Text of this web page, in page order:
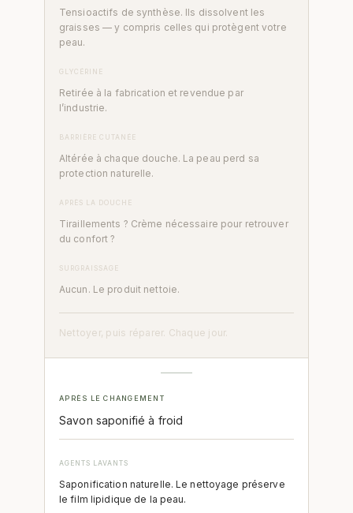
Tensioactifs de synthèse. Ils dissolvent les
graisses — y compris celles qui protègent votre
peau.
GLYCÉRINE
Retirée à la fabrication et revendue par
l’industrie.
BARRIÈRE CUTANÉE
Altérée à chaque douche. La peau perd sa
protection naturelle.
APRÈS LA DOUCHE
Tiraillements ? Crème nécessaire pour retrouver
du confort ?
SURGRAISSAGE
Aucun. Le produit nettoie.
Nettoyer, puis réparer. Chaque jour.
APRÈS LE CHANGEMENT
Savon saponifié à froid
AGENTS LAVANTS
Saponification naturelle. Le nettoyage préserve
le film lipidique de la peau.